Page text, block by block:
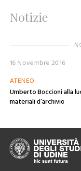
Notizie
16 Novembre 2016
ATENEO
Umberto Boccioni alla
materiali d’archivio